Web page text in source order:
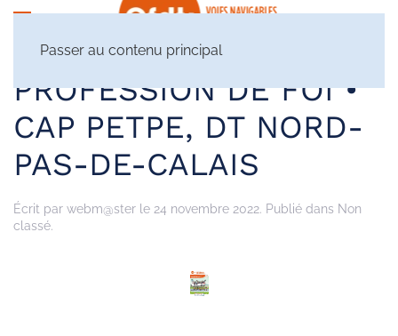
Passer au contenu principal
PROFESSION DE FOI •
CAP PETPE, DT NORD-
PAS-DE-CALAIS
Écrit par webm@ster le 24 novembre 2022. Publié dans Non
classé.